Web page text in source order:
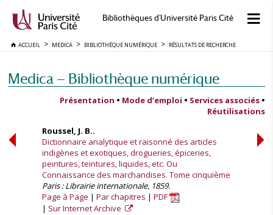
Bibliothèques d'Université Paris Cité
ACCUEIL MEDICA BIBLIOTHÈQUE NUMÉRIQUE RÉSULTATS DE RECHERCHE
Medica — Bibliothèque numérique
Présentation • Mode d’emploi • Services associés •
Réutilisations
Roussel, J. B..
Dictionnaire analytique et raisonné des articles
indigènes et exotiques, drogueries, épiceries,
peintures, teintures, liquides, etc. Ou
Connaissance des marchandises. Tome cinquième
Paris : Librairie internationale, 1859.
Page à Page
Par chapitres
PDF
Sur Internet Archive